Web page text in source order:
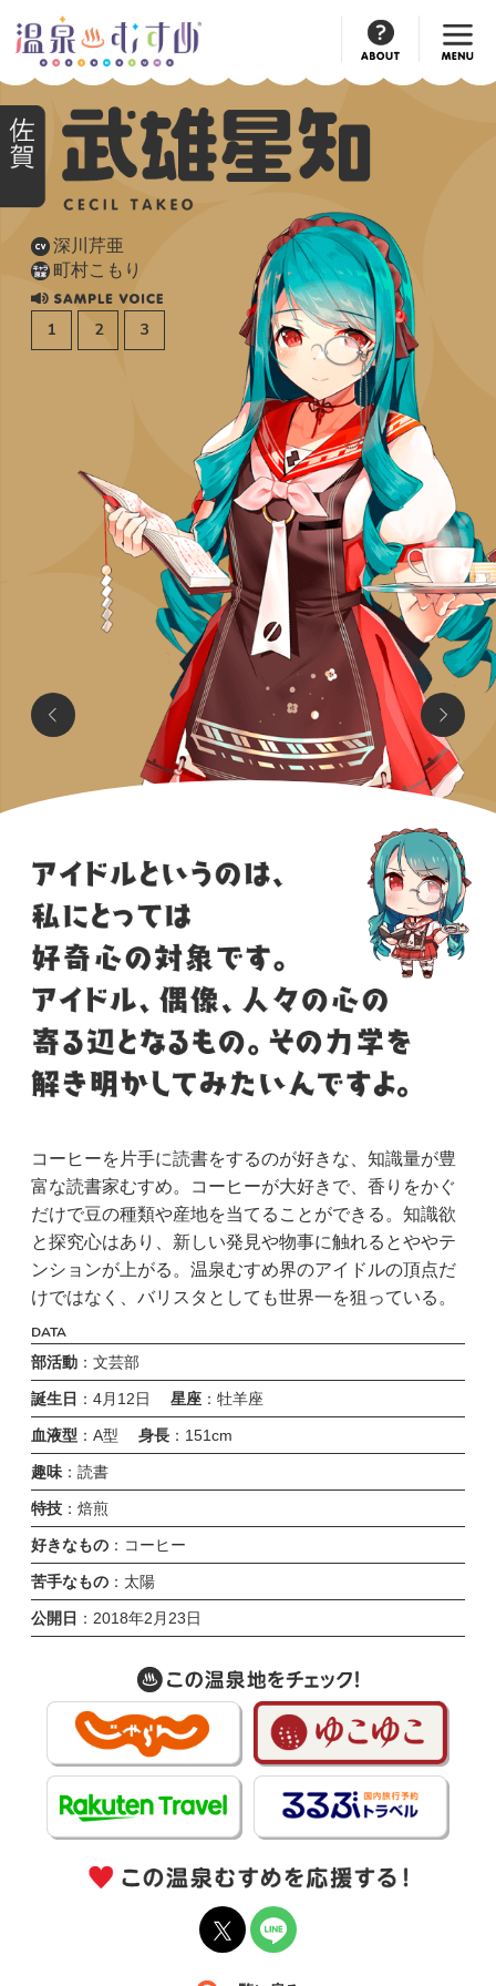
Official
Account
CV
深川芹亜
キャラ
原案
町村こもり
1 2 3
コーヒーを片手に読書をするのが好きな、知識量が豊
富な読書家むすめ。コーヒーが大好きで、香りをかぐ
だけで豆の種類や産地を当てることができる。知識欲
と探究心はあり、新しい発見や物事に触れるとややテ
ンションが上がる。温泉むすめ界のアイドルの頂点だ
けではなく、バリスタとしても世界一を狙っている。
DATA
部活動 ：文芸部
誕生日 ：4月12日 星座 ：牡羊座
血液型 ：A型 身長 ：151cm
趣味 ：読書
特技 ：焙煎
好きなもの ：コーヒー
苦手なもの ：太陽
公開日 ：2018年2月23日